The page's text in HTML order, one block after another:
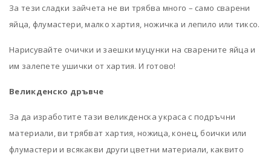
За тези сладки зайчета не ви трябва много – само сварени
яйца, флумастери, малко хартия, ножичка и лепило или тиксо.
Нарисувайте очички и заешки муцунки на сварените яйца и
им залепете ушички от хартия. И готово!
Великденско дръвче
За да изработите тази великденска украса с подръчни
материали, ви трябват хартия, ножица, конец, боички или
флумастери и всякакви други цветни материали, каквито